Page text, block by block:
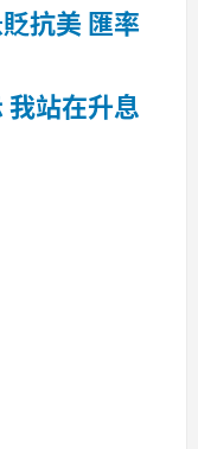
抗美 匯率
我站在升息